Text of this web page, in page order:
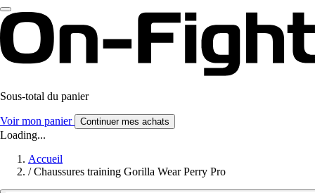
Sous-total du panier
Voir mon panier Continuer mes achats
Loading...
Accueil
/ Chaussures training Gorilla Wear Perry Pro